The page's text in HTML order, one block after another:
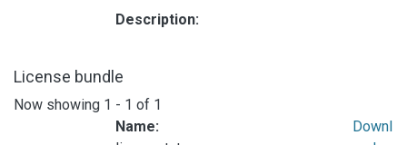
Description:
License bundle
Now showing 1 - 1 of 1
Name:
Downl